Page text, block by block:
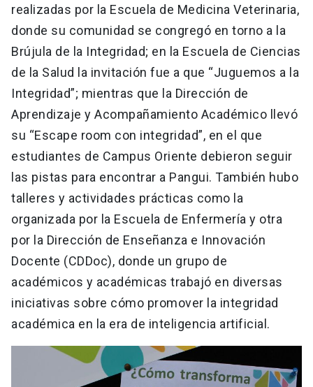
realizadas por la Escuela de Medicina Veterinaria,
donde su comunidad se congregó en torno a la
Brújula de la Integridad; en la Escuela de Ciencias
de la Salud la invitación fue a que “Juguemos a la
Integridad”; mientras que la Dirección de
Aprendizaje y Acompañamiento Académico llevó
su “Escape room con integridad”, en el que
estudiantes de Campus Oriente debieron seguir
las pistas para encontrar a Pangui. También hubo
talleres y actividades prácticas como la
organizada por la Escuela de Enfermería y otra
por la Dirección de Enseñanza e Innovación
Docente (CDDoc), donde un grupo de
académicos y académicas trabajó en diversas
iniciativas sobre cómo promover la integridad
académica en la era de inteligencia artificial.